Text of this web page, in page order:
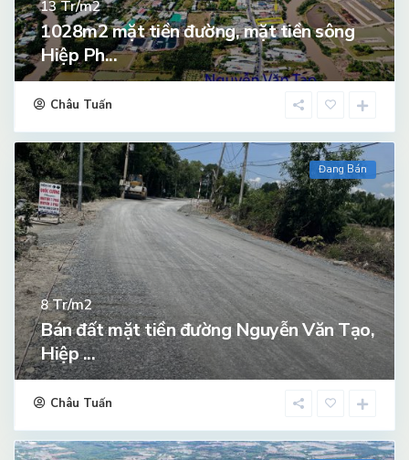
13Tr/m2
1028m2 mặt tiền đường, mặt tiền sông
Hiệp Ph...
Châu Tuấn
Đang Bán
8Tr/m2
Bán đất mặt tiền đường Nguyễn Văn Tạo,
Hiệp ...
Châu Tuấn